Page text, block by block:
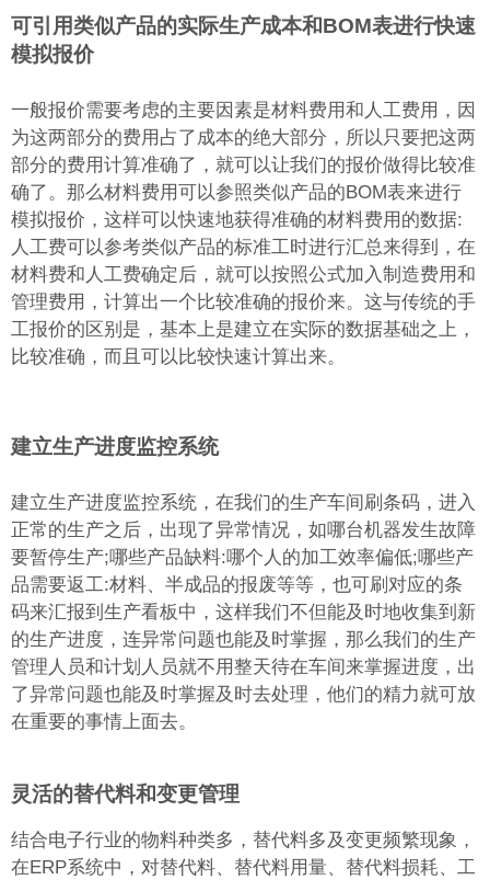
可引用类似产品的实际生产成本和BOM表进行快速
模拟报价
一般报价需要考虑的主要因素是材料费用和人工费用，因
为这两部分的费用占了成本的绝大部分，所以只要把这两
部分的费用计算准确了，就可以让我们的报价做得比较准
确了。那么材料费用可以参照类似产品的BOM表来进行
模拟报价，这样可以快速地获得准确的材料费用的数据:
人工费可以参考类似产品的标准工时进行汇总来得到，在
材料费和人工费确定后，就可以按照公式加入制造费用和
管理费用，计算出一个比较准确的报价来。这与传统的手
工报价的区别是，基本上是建立在实际的数据基础之上，
比较准确，而且可以比较快速计算出来。
建立生产进度监控系统
建立生产进度监控系统，在我们的生产车间刷条码，进入
正常的生产之后，出现了异常情况，如哪台机器发生故障
要暂停生产;哪些产品缺料:哪个人的加工效率偏低;哪些产
品需要返工:材料、半成品的报废等等，也可刷对应的条
码来汇报到生产看板中，这样我们不但能及时地收集到新
的生产进度，连异常问题也能及时掌握，那么我们的生产
管理人员和计划人员就不用整天待在车间来掌握进度，出
了异常问题也能及时掌握及时去处理，他们的精力就可放
在重要的事情上面去。
灵活的替代料和变更管理
结合电子行业的物料种类多，替代料多及变更频繁现象，
在ERP系统中，对替代料、替代料用量、替代料损耗、工